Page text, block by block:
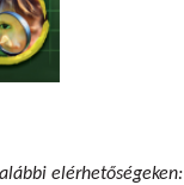
elérhetőségeken: